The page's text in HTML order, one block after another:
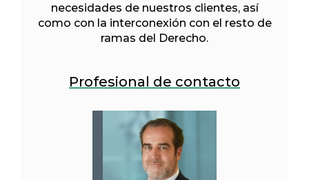
necesidades de nuestros clientes, así
como con la interconexión con el resto de
ramas del Derecho.
Profesional de contacto